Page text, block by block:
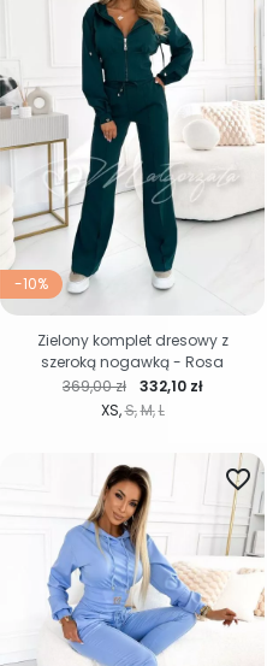
-10%
XS S M L
Cena regularna
369,00 zł Cena
332,10 zł
Zielony komplet dresowy z
szeroką nogawką - Rosa
favorite_border